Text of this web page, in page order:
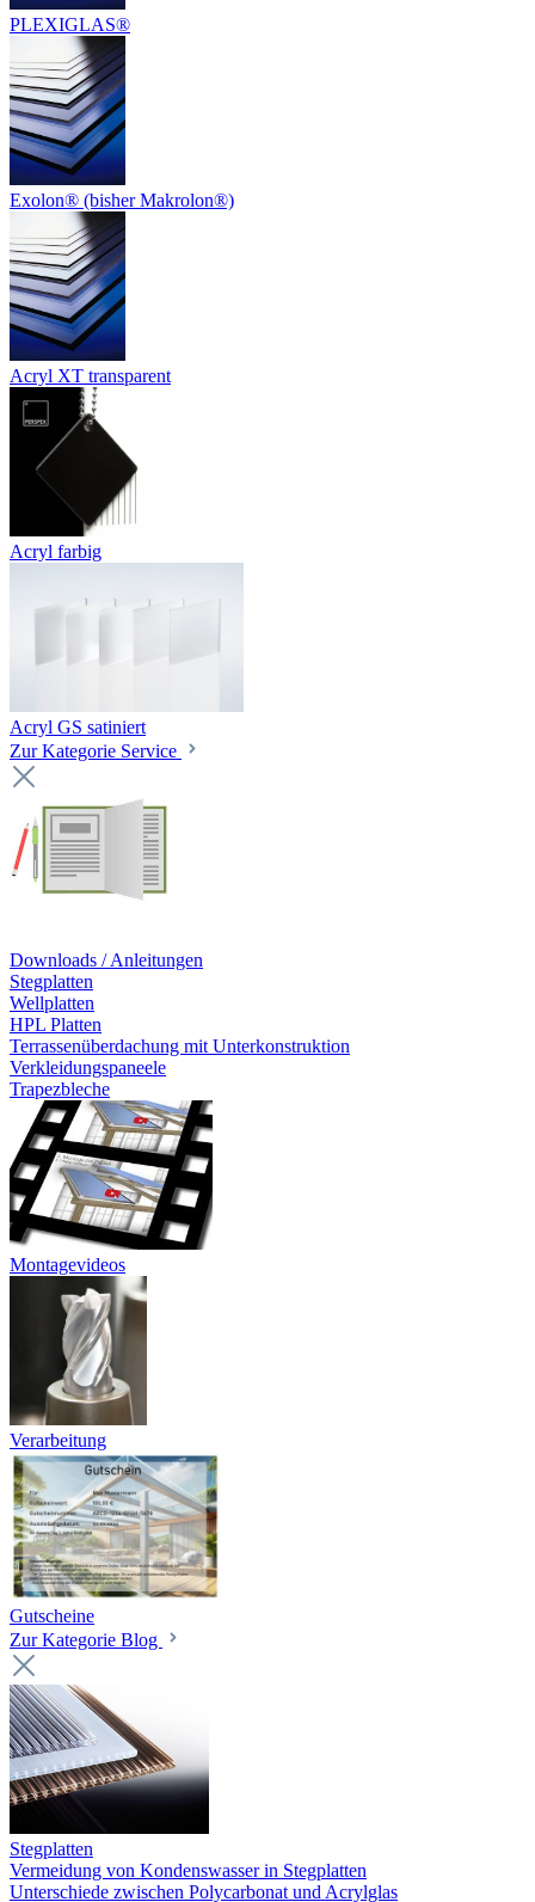
PLEXIGLAS®
Exolon® (bisher Makrolon®)
Acryl XT transparent
Acryl farbig
Acryl GS satiniert
Zur Kategorie Service
Downloads / Anleitungen
Stegplatten
Wellplatten
HPL Platten
Terrassenüberdachung mit Unterkonstruktion
Verkleidungspaneele
Trapezbleche
Montagevideos
Verarbeitung
Gutscheine
Zur Kategorie Blog
Stegplatten
Vermeidung von Kondenswasser in Stegplatten
Unterschiede zwischen Polycarbonat und Acrylglas